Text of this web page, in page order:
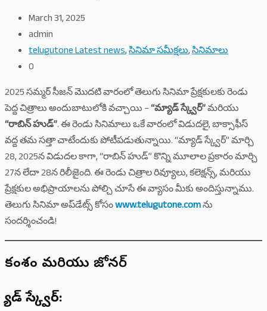
March 31, 2025
admin
telugutone Latest news,సినిమా సమీక్షలు,సినిమాలు
0
2025 సమ్మర్ సీజన్ మొదటి వారంలో తెలుగు సినిమా ప్రేక్షకులకు రెండు
పెద్ద చిత్రాలు అందుబాటులోకి వచ్చాయి –“మ్యాడ్ స్క్వేర్”మరియు
“రాబిన్ హుడ్”. ఈ రెండు సినిమాలు ఒకే వారంలో విడుదలై, బాక్సాఫీస్
వద్ద తమ సత్తా చాటేందుకు పోటీపడుతున్నాయి. “మ్యాడ్ స్క్వేర్” మార్చి
28, 2025న విడుదల కాగా, “రాబిన్ హుడ్” కొన్ని మూలాల ప్రకారం మార్చి
27న లేదా 28న రిలీజైంది. ఈ రెండు చిత్రాల రివ్యూలు, కలెక్షన్స్, మరియు
ప్రేక్షకుల అభిప్రాయాలను పోల్చి చూసే ఈ వ్యాసం మీకు అందిస్తున్నాము.
తెలుగు సినిమా అప్‌డేట్స్ కోసంwww.telugutone.comను
సందర్శించండి!
కథాంశం మరియు జోనర్
మ్యాడ్ స్క్వేర్: